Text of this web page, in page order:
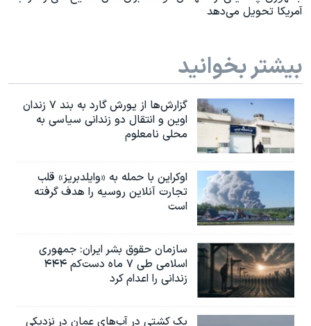
آمریکا تحویل می‌دهد
بیشتر بخوانید
گزارش‌ها از یورش گارد به بند ۷ زندان
اوین و انتقال دو زندانی سیاسی به
محلی نامعلوم
اوکراین با حمله به «وایلدبریز» قلب
تجارت آنلاین روسیه را هدف گرفته
است
سازمان حقوق بشر ایران: جمهوری
اسلامی طی ۷ ماه دست‌کم ۴۴۴
زندانی را اعدام کرد
یک کشتی در آب‌های عمان در نزدیکی